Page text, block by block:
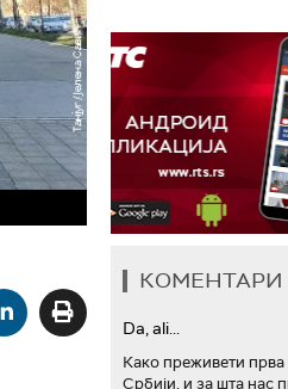
КОМЕНТАРИ
Da, ali...
Како преживети прва
Србији, и за шта нас